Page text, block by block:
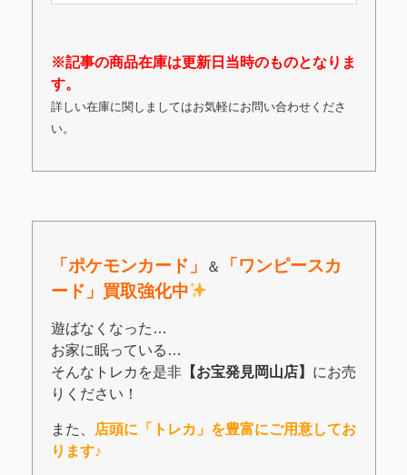
※記事の商品在庫は更新日当時のものとなりま
す。
詳しい在庫に関しましてはお気軽にお問い合わせくださ
い。
「ポケモンカード」 ＆ 「ワンピースカ
ード」買取強化中
遊ばなくなった…
お家に眠っている…
そんなトレカを是非【お宝発見岡山店】 にお売
りください！
また、
店頭に「トレカ」を豊富にご用意してお
ります♪